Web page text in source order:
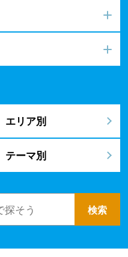
エリア別
テーマ別